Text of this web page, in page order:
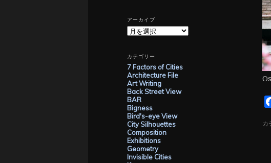
カ
アーカイブ
ア
ー
イ
ブ
カテゴリー
7 Factors of Cities
Architecture File
Art Writing
Back Street View
BAR
Bigness
Bird's-eye View
City Silhouettes
Composition
Exhibitions
Geometry
Invisible Cities